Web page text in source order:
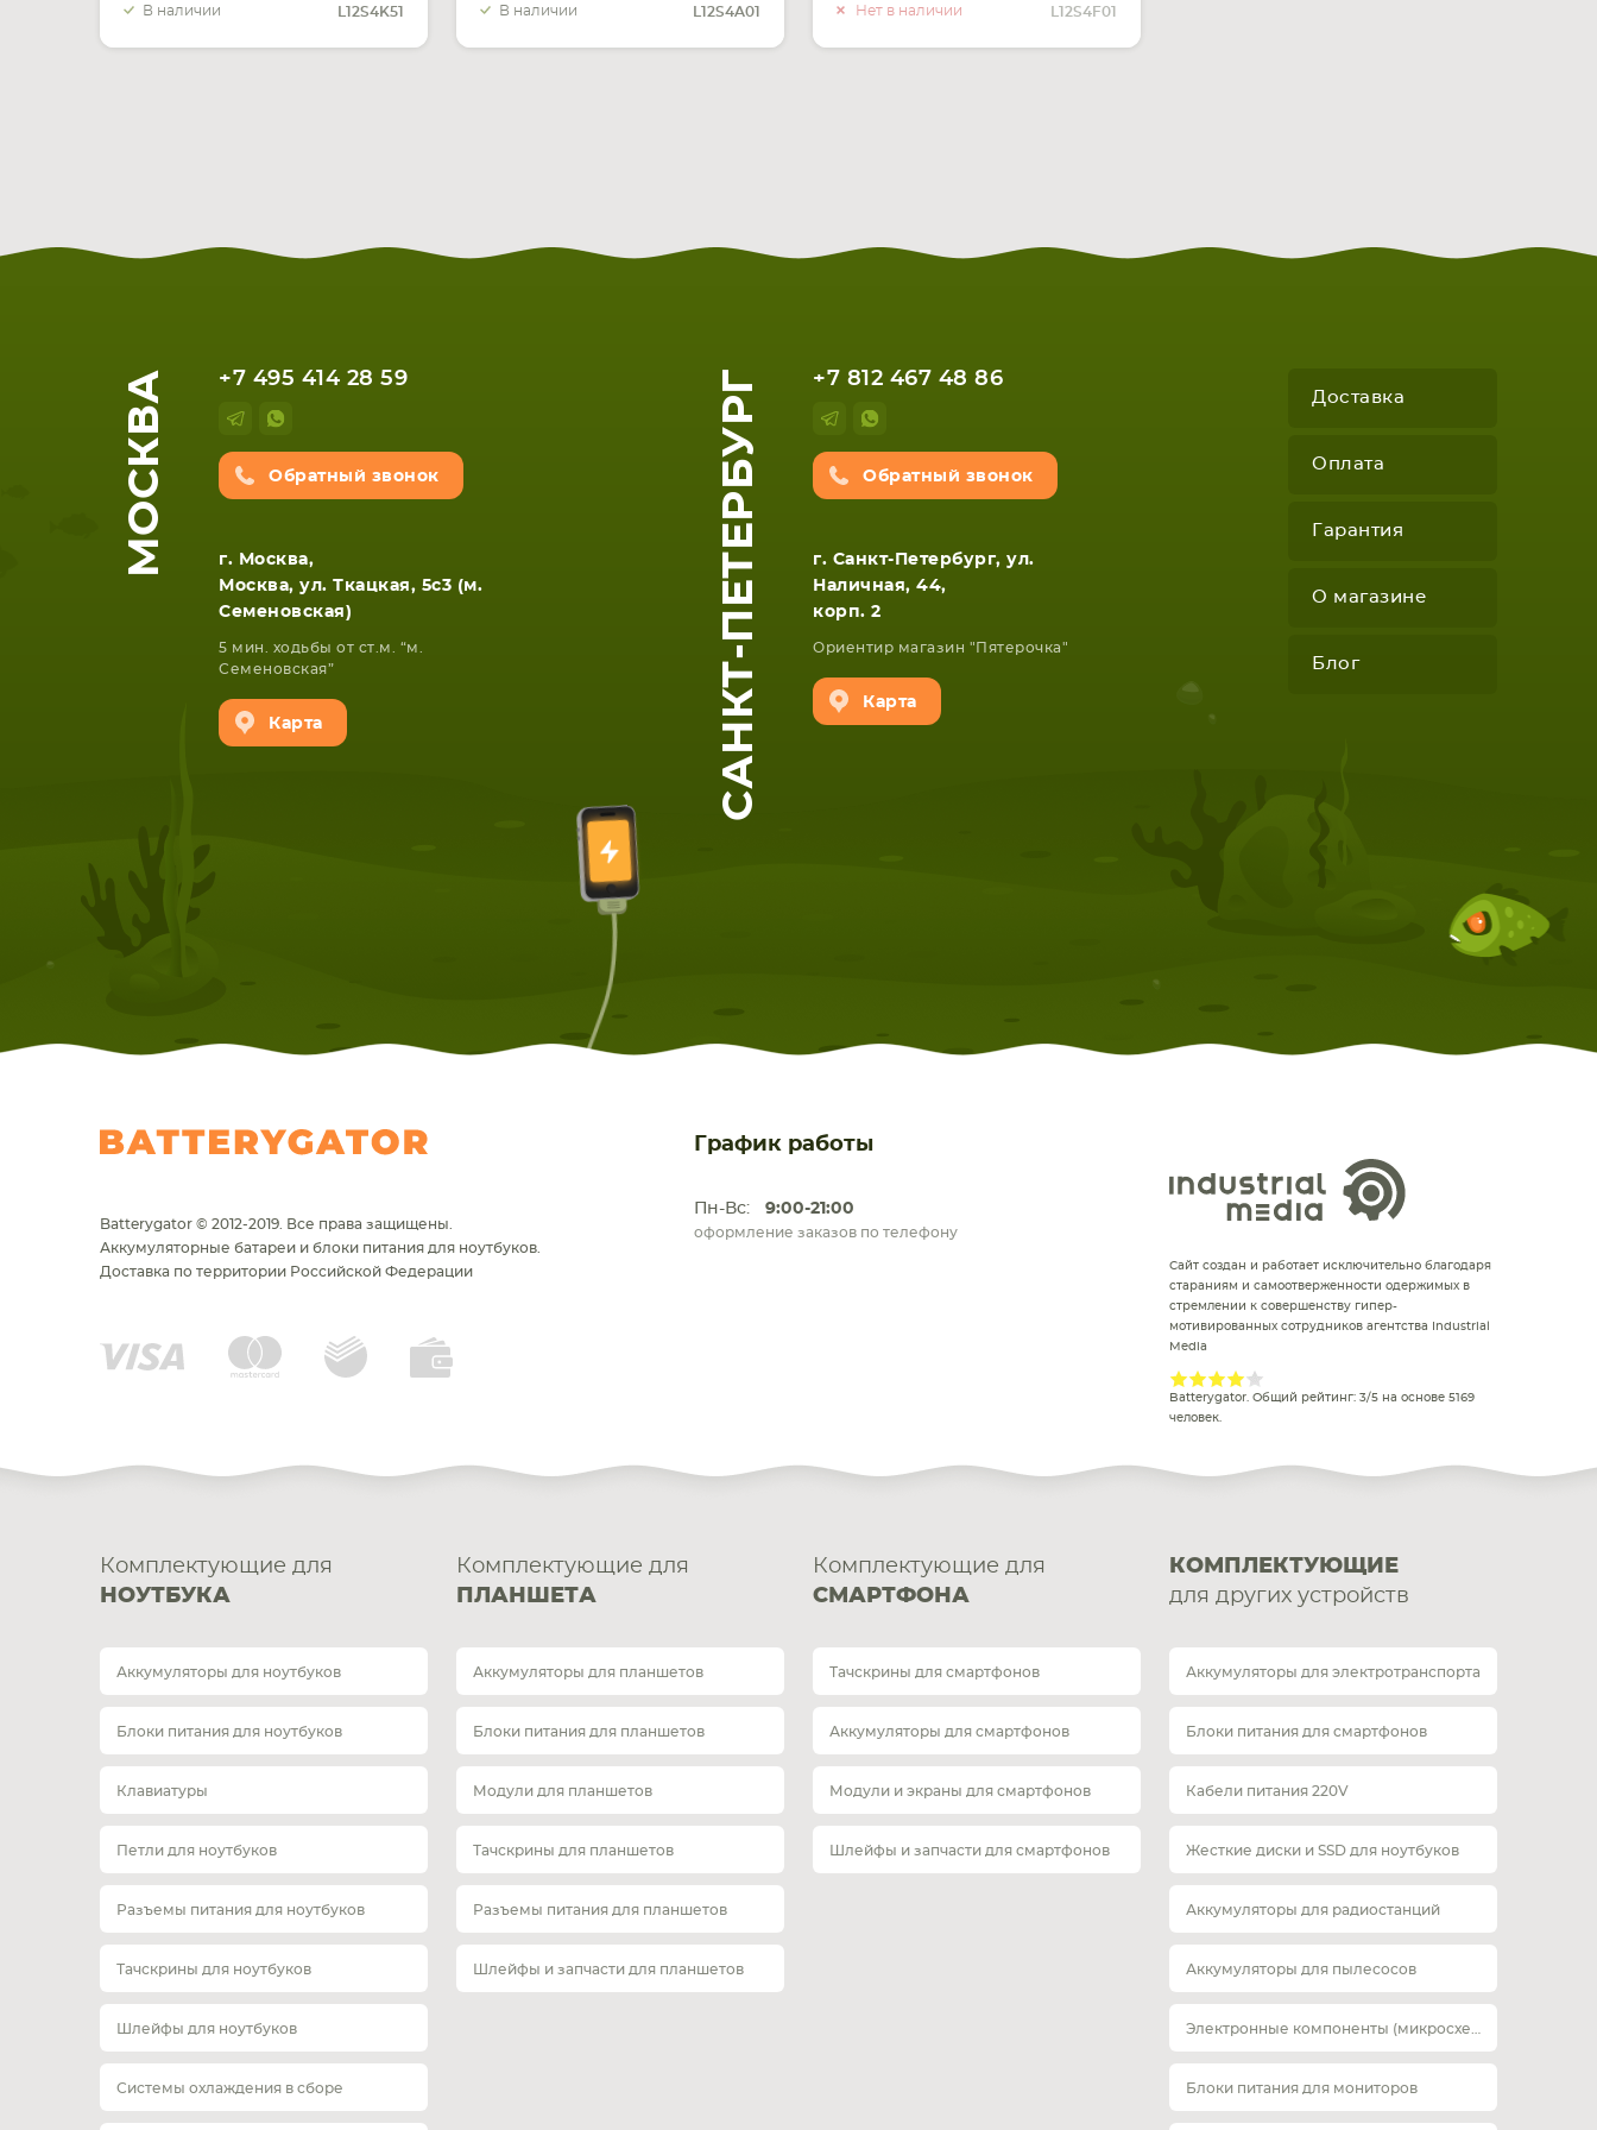
В наличии L12S4K51 В наличии L12S4A01 Нет в наличии L12S4F01
О НАЛИЧИИ
МОСКВА +7 495 414 28 59
Обратный звонок
г. Москва,
Москва, ул. Ткацкая, 5с3 (м.
Семеновская)
5 мин. ходьбы от ст.м. “м.
Семеновская”
Карта САНКТ-ПЕТЕРБУРГ +7 812 467 48 86
Обратный звонок
г. Санкт-Петербург, ул.
Наличная, 44,
корп. 2
Ориентир магазин "Пятерочка"
Карта
Доставка
Оплата
Гарантия
О магазине
Блог
График работы
Пн-Вс: 9:00-21:00
оформление заказов по телефону
Batterygator © 2012-2019. Все права защищены.
Аккумуляторные батареи и блоки питания для ноутбуков.
Доставка по территории Российской Федерации
Сайт создан и работает исключительно благодаря
стараниям и самоотверженности одержимых в
стремлении к совершенству гипер-
мотивированных сотрудников агентства Industrial
Media
Batterygator. Общий рейтинг: 3/5 на основе 5169
человек.
Комплектующие для
НОУТБУКА
Аккумуляторы для ноутбуков
Блоки питания для ноутбуков
Клавиатуры
Петли для ноутбуков
Разъемы питания для ноутбуков
Тачскрины для ноутбуков
Шлейфы для ноутбуков
Системы охлаждения в сборе
Комплектующие для
ПЛАНШЕТА
Аккумуляторы для планшетов
Блоки питания для планшетов
Модули для планшетов
Тачскрины для планшетов
Разъемы питания для планшетов
Шлейфы и запчасти для планшетов
Комплектующие для
СМАРТФОНА
Тачскрины для смартфонов
Аккумуляторы для смартфонов
Модули и экраны для смартфонов
Шлейфы и запчасти для смартфонов
КОМПЛЕКТУЮЩИЕ
для других устройств
Аккумуляторы для электротранспорта
Блоки питания для смартфонов
Кабели питания 220V
Жесткие диски и SSD для ноутбуков
Аккумуляторы для радиостанций
Аккумуляторы для пылесосов
Блоки питания для мониторов